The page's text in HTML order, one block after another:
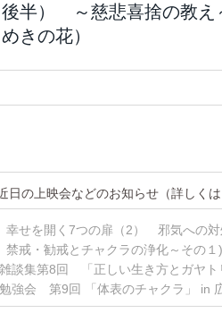
半） ～慈悲喜捨の教え
きの花）
日の上映会などのお知らせ（詳しくは
幸せを開く7つの扉（2） 邪気への対
禁戒・勧戒とチャクラの浄化～その
談集第8回 「正しい生き方とガヤト
強会 第9回 「体表のチャクラ」 in